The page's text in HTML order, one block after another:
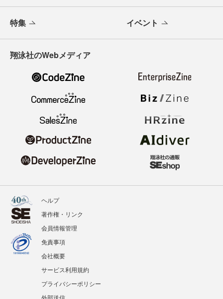
特集 イベント
翔泳社のWebメディア
ヘルプ
著作権・リンク
会員情報管理
免責事項
会社概要
サービス利用規約
プライバシーポリシー
外部送信